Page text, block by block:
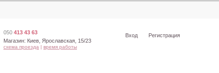
050 413 43 63
Магазин: Киев, Ярославская, 15/23
схема проезда | время работы
Вход Регистрация